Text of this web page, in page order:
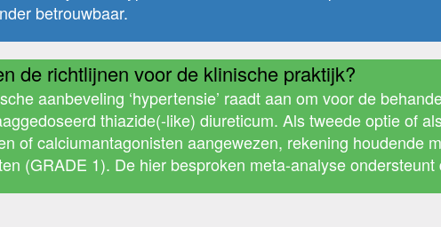
betrouwbaar.
de richtlijnen voor de klinische praktijk?
aanbeveling ‘hypertensie’ raadt aan om voor de
thiazide(-like) diureticum. Als tweede optie of
of calciumantagonisten aangewezen, rekening houdende
(GRADE 1). De hier besproken meta-analyse